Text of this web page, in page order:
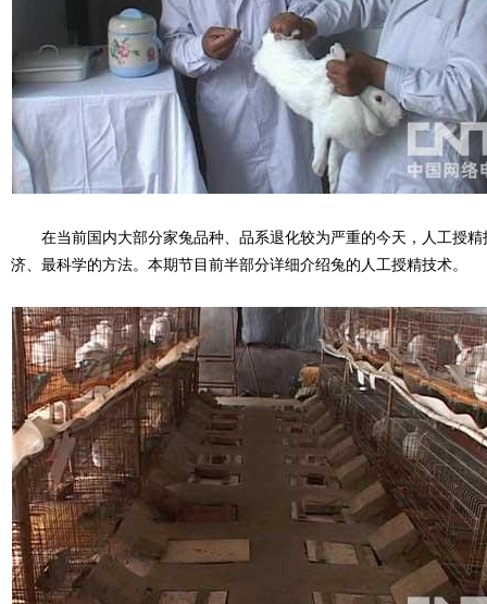
在当前国内大部分家兔品种、品系退化较为严重的今天，人工授精
济、最科学的方法。本期节目前半部分详细介绍兔的人工授精技术。